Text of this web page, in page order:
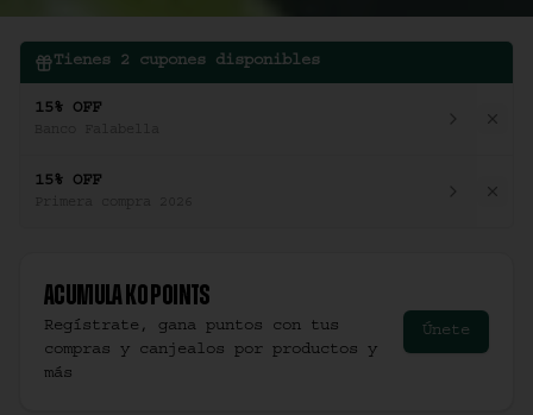
Tienes 2 cupones disponibles
15% OFF
15% OFF
Primera compra 2026
Acumula Ko Points
Regístrate, gana puntos con tus
compras y canjealos por productos y
más
Únete